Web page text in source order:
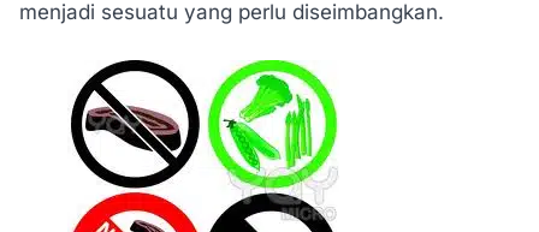
menjadi sesuatu yang perlu diseimbangkan.